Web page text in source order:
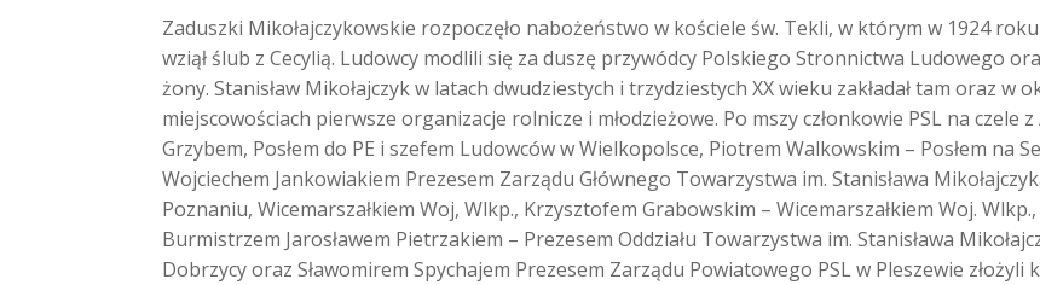
Zaduszki Mikołajczykowskie rozpoczęło nabożeństwo w kościele św. Tekli, w którym w 1924 roku
wziął ślub z Cecylią. Ludowcy modlili się za duszę przywódcy Polskiego Stronnictwa Ludowego
żony. Stanisław Mikołajczyk w latach dwudziestych i trzydziestych XX wieku zakładał tam oraz w
miejscowościach pierwsze organizacje rolnicze i młodzieżowe. Po mszy członkowie PSL na czele
Grzybem, Posłem do PE i szefem Ludowców w Wielkopolsce, Piotrem Walkowskim – Posłem na
Wojciechem Jankowiakiem Prezesem Zarządu Głównego Towarzystwa im. Stanisława
Poznaniu, Wicemarszałkiem Woj, Wlkp., Krzysztofem Grabowskim – Wicemarszałkiem Woj. Wlkp.,
Burmistrzem Jarosławem Pietrzakiem – Prezesem Oddziału Towarzystwa im. Stanisława
Dobrzycy oraz Sławomirem Spychajem Prezesem Zarządu Powiatowego PSL w Pleszewie złożyli